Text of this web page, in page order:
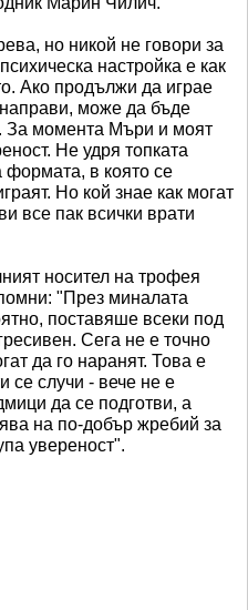
но никой не говори за
настройка е как
Ако продължи да играе
може да бъде
За момента Мъри и моят
Не удря топката
формата, в която се
Но кой знае как могат
все пак всички врати
носител на трофея
"През миналата
поставяше всеки под
Сега не е точно
да го наранят. Това е
се случи - вече не е
да се подготви, а
на по-добър жребий за
увереност".